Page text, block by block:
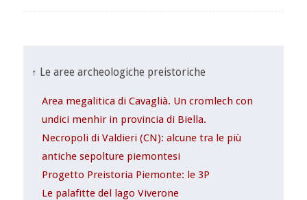
↑ Le aree archeologiche preistoriche
Area megalitica di Cavaglià. Un cromlech con
undici menhir in provincia di Biella.
Necropoli di Valdieri (CN): alcune tra le più
antiche sepolture piemontesi
Progetto Preistoria Piemonte: le 3P
Le palafitte del lago Viverone